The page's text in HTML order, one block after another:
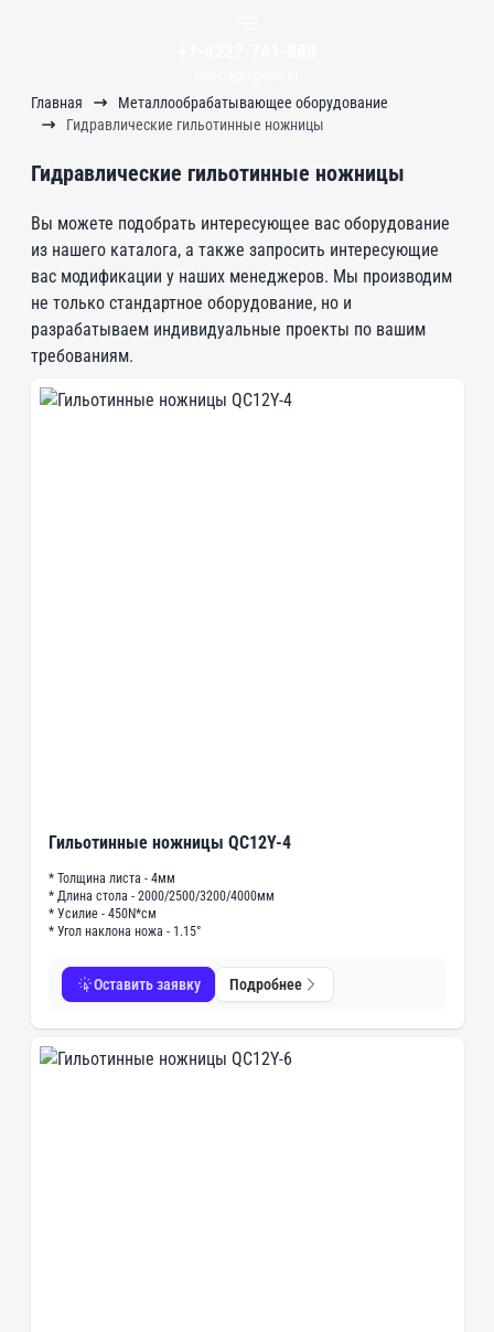
Главная
Металлообрабатывающее оборудование
Гидравлические гильотинные ножницы
Гидравлические гильотинные ножницы
Вы можете подобрать интересующее вас оборудование
из нашего каталога, а также запросить интересующие
вас модификации у наших менеджеров. Мы производим
не только стандартное оборудование, но и
разрабатываем индивидуальные проекты по вашим
требованиям.
Гильотинные ножницы QC12Y-4
* Толщина листа - 4мм
* Длина стола - 2000/2500/3200/4000мм
* Усилие - 450N*см
* Угол наклона ножа - 1.15°
Оставить заявку Подробнее